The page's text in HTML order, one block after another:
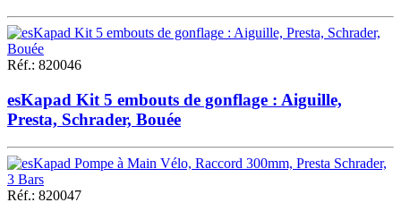
Réf.: 820046
esKapad Kit 5 embouts de gonflage : Aiguille,
Presta, Schrader, Bouée
Réf.: 820047